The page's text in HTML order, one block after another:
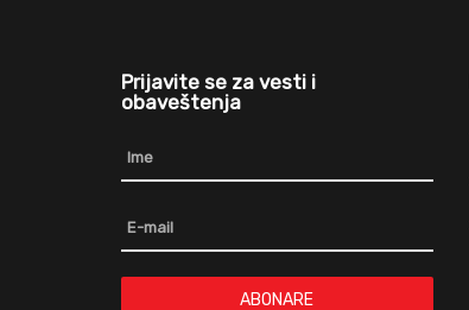
Prijavite se za vesti i
obaveštenja
ABONARE